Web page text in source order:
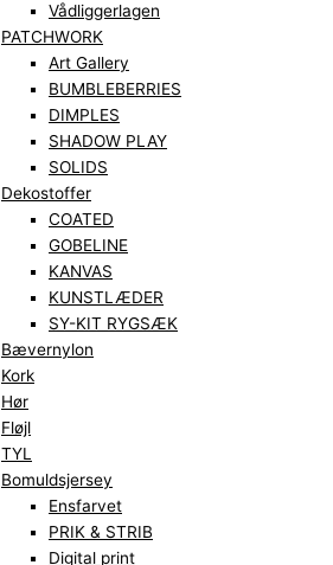
Vådliggerlagen
PATCHWORK
Art Gallery
BUMBLEBERRIES
DIMPLES
SHADOW PLAY
SOLIDS
Dekostoffer
COATED
GOBELINE
KANVAS
KUNSTLÆDER
SY-KIT RYGSÆK
Bævernylon
Kork
Hør
Fløjl
TYL
Bomuldsjersey
Ensfarvet
PRIK & STRIB
Digital print